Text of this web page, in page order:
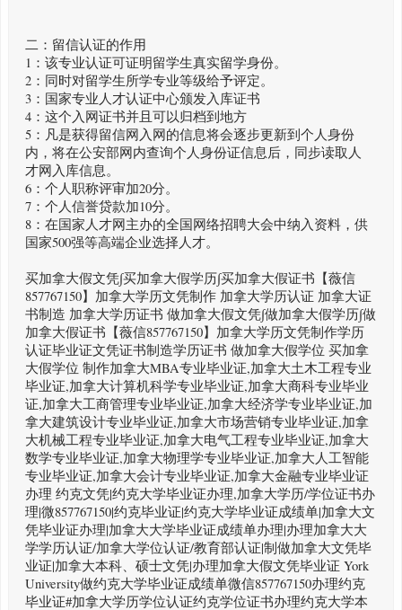
二：留信认证的作用
1：该专业认证可证明留学生真实留学身份。
2：同时对留学生所学专业等级给予评定。
3：国家专业人才认证中心颁发入库证书
4：这个入网证书并且可以归档到地方
5：凡是获得留信网入网的信息将会逐步更新到个人身份
内，将在公安部网内查询个人身份证信息后，同步读取人
才网入库信息。
6：个人职称评审加20分。
7：个人信誉贷款加10分。
8：在国家人才网主办的全国网络招聘大会中纳入资料，供
国家500强等高端企业选择人才。
买加拿大假文凭∫买加拿大假学历∫买加拿大假证书【薇信
857767150】加拿大学历文凭制作 加拿大学历认证 加拿大证
书制造 加拿大学历证书 做加拿大假文凭∫做加拿大假学历∫做
加拿大假证书【薇信857767150】加拿大学历文凭制作学历
认证毕业证文凭证书制造学历证书 做加拿大假学位 买加拿
大假学位 制作加拿大MBA专业毕业证,加拿大土木工程专业
毕业证,加拿大计算机科学专业毕业证,加拿大商科专业毕业
证,加拿大工商管理专业毕业证,加拿大经济学专业毕业证,加
拿大建筑设计专业毕业证,加拿大市场营销专业毕业证,加拿
大机械工程专业毕业证,加拿大电气工程专业毕业证,加拿大
数学专业毕业证,加拿大物理学专业毕业证,加拿大人工智能
专业毕业证,加拿大会计专业毕业证,加拿大金融专业毕业证
办理 约克文凭|约克大学毕业证办理,加拿大学历/学位证书办
理|微857767150|约克毕业证|约克大学毕业证成绩单|加拿大文
凭毕业证办理|加拿大大学毕业证成绩单办理|办理加拿大大
学学历认证/加拿大学位认证/教育部认证|制做加拿大文凭毕
业证|加拿大本科、硕士文凭|办理加拿大假文凭毕业证 York
University做约克大学毕业证成绩单微信857767150办理约克
毕业证#加拿大学历学位认证约克学位证书办理约克大学本